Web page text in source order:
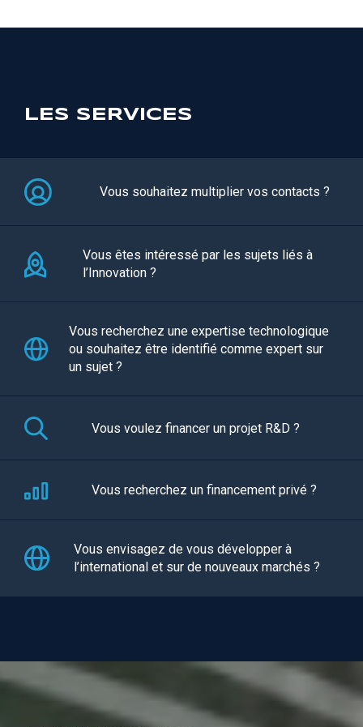
LES SERVICES
Vous souhaitez multiplier vos contacts ?
Vous êtes intéressé par les sujets liés à
l’Innovation ?
Vous recherchez une expertise technologique
ou souhaitez être identifié comme expert sur
un sujet ?
Vous voulez financer un projet R&D ?
Vous recherchez un financement privé ?
Vous envisagez de vous développer à
l’international et sur de nouveaux marchés ?